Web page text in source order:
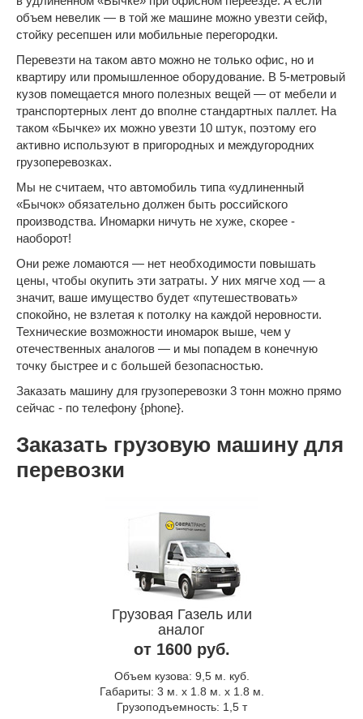
объем невелик — в той же машине можно увезти сейф,
стойку ресепшен или мобильные перегородки.
Перевезти на таком авто можно не только офис, но и
квартиру или промышленное оборудование. В 5-метровый
кузов помещается много полезных вещей — от мебели и
транспортерных лент до вполне стандартных паллет. На
таком «Бычке» их можно увезти 10 штук, поэтому его
активно используют в пригородных и междугородних
грузоперевозках.
Мы не считаем, что автомобиль типа «удлиненный
«Бычок» обязательно должен быть российского
производства. Иномарки ничуть не хуже, скорее -
наоборот!
Они реже ломаются — нет необходимости повышать
цены, чтобы окупить эти затраты. У них мягче ход — а
значит, ваше имущество будет «путешествовать»
спокойно, не взлетая к потолку на каждой неровности.
Технические возможности иномарок выше, чем у
отечественных аналогов — и мы попадем в конечную
точку быстрее и с большей безопасностью.
Заказать машину для грузоперевозки 3 тонн можно прямо
сейчас - по телефону {phone}.
Заказать грузовую машину для
перевозки
Грузовая Газель или
аналог
от 1600 руб.
Объем кузова: 9,5 м. куб.
Габариты: 3 м. x 1.8 м. x 1.8 м.
Грузоподъемность: 1,5 т